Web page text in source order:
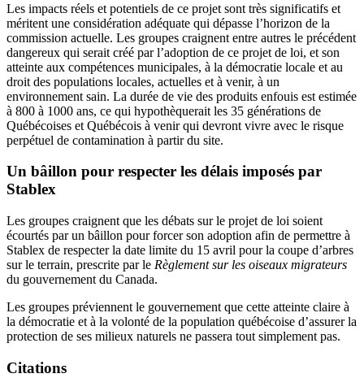
Les impacts réels et potentiels de ce projet sont très significatifs et
méritent une considération adéquate qui dépasse l’horizon de la
commission actuelle. Les groupes craignent entre autres le précédent
dangereux qui serait créé par l’adoption de ce projet de loi, et son
atteinte aux compétences municipales, à la démocratie locale et au
droit des populations locales, actuelles et à venir, à un
environnement sain. La durée de vie des produits enfouis est estimée
à 800 à 1000 ans, ce qui hypothèquerait les 35 générations de
Québécoises et Québécois à venir qui devront vivre avec le risque
perpétuel de contamination à partir du site.
Un bâillon pour respecter les délais imposés par
Stablex
Les groupes craignent que les débats sur le projet de loi soient
écourtés par un bâillon pour forcer son adoption afin de permettre à
Stablex de respecter la date limite du 15 avril pour la coupe d’arbres
sur le terrain, prescrite par le Règlement sur les oiseaux migrateurs
du gouvernement du Canada.
Les groupes préviennent le gouvernement que cette atteinte claire à
la démocratie et à la volonté de la population québécoise d’assurer la
protection de ses milieux naturels ne passera tout simplement pas.
Citations